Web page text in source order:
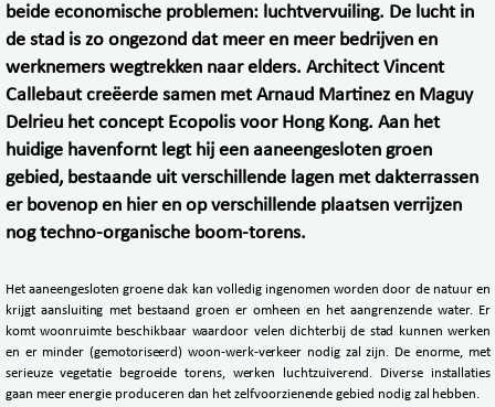
beide economische problemen: luchtvervuiling. De lucht in
de stad is zo ongezond dat meer en meer bedrijven en
werknemers wegtrekken naar elders. Architect Vincent
Callebaut creëerde samen met Arnaud Martinez en Maguy
Delrieu het concept Ecopolis voor Hong Kong. Aan het
huidige havenfornt legt hij een aaneengesloten groen
gebied, bestaande uit verschillende lagen met dakterrassen
er bovenop en hier en op verschillende plaatsen verrijzen
nog techno-organische boom-torens.
Het aaneengesloten groene dak kan volledig ingenomen worden door de natuur en
krijgt aansluiting met bestaand groen er omheen en het aangrenzende water. Er
komt woonruimte beschikbaar waardoor velen dichterbij de stad kunnen werken
en er minder (gemotoriseerd) woon-werk-verkeer nodig zal zijn. De enorme, met
serieuze vegetatie begroeide torens, werken luchtzuiverend. Diverse installaties
gaan meer energie produceren dan het zelfvoorzienende gebied nodig zal hebben.